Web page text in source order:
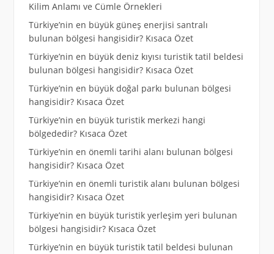
Kilim Anlamı ve Cümle Örnekleri
Türkiye’nin en büyük güneş enerjisi santralı
bulunan bölgesi hangisidir? Kısaca Özet
Türkiye’nin en büyük deniz kıyısı turistik tatil beldesi
bulunan bölgesi hangisidir? Kısaca Özet
Türkiye’nin en büyük doğal parkı bulunan bölgesi
hangisidir? Kısaca Özet
Türkiye’nin en büyük turistik merkezi hangi
bölgededir? Kısaca Özet
Türkiye’nin en önemli tarihi alanı bulunan bölgesi
hangisidir? Kısaca Özet
Türkiye’nin en önemli turistik alanı bulunan bölgesi
hangisidir? Kısaca Özet
Türkiye’nin en büyük turistik yerleşim yeri bulunan
bölgesi hangisidir? Kısaca Özet
Türkiye’nin en büyük turistik tatil beldesi bulunan